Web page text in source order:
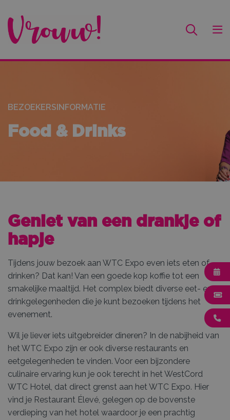
BEZOEKERSINFORMATIE
Food & Drinks
Geniet van een drankje of
hapje
Tijdens jouw bezoek aan WTC Expo even iets eten of
drinken? Dat kan! Van een goede kop koffie tot een
smakelijke maaltijd. Het complex biedt diverse eet- en
drinkgelegenheden die je kunt bezoeken tijdens het
evenement.
Wil je liever iets uitgebreider dineren? In de nabijheid van
het WTC Expo zijn er ook diverse restaurants en
eetgelegenheden te vinden. Voor een bijzondere
culinaire ervaring kun je ook terecht in het WestCord
WTC Hotel, dat direct grenst aan het WTC Expo. Hier
vind je Restaurant Élevé, gelegen op de bovenste
verdieping van het hotel waardoor je een prachtig